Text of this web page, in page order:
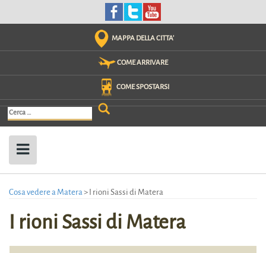
MAPPA DELLA CITTA'
COME ARRIVARE
COME SPOSTARSI
Ricerca
per:
Cosa vedere a Matera> I rioni Sassi di Matera
I rioni Sassi di Matera